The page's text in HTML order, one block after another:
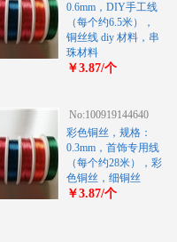
0.6mm，DIY手工线
（每个约6.5米），
铜丝线 diy 材料，串
珠材料
￥3.87/个
No:100919144640
彩色铜丝，规格：
0.3mm，首饰专用线
（每个约28米），彩
色铜丝，细铜丝
￥3.87/个